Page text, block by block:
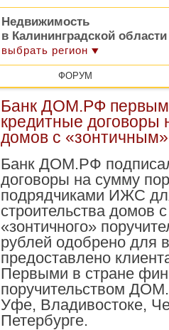
Недвижимость
в Калининградской области
выбрать регион
ФОРУМ
Банк ДОМ.РФ первым
кредитные договоры
домов с
Банк ДОМ.РФ
договоры на сумму
подрядчиками ИЖС
строительства домов
«зонтичного»
рублей одобрено для
предоставлено
Первыми в стране
поручительством
Уфе, Владивостоке,
Петербурге.